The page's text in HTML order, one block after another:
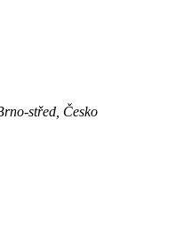
střed, Česko